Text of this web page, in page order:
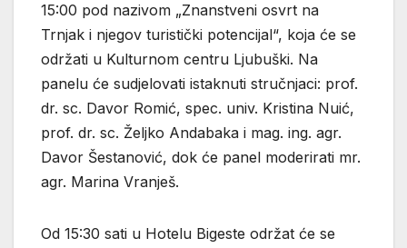
15:00 pod nazivom „Znanstveni osvrt na
Trnjak i njegov turistički potencijal“, koja će se
održati u Kulturnom centru Ljubuški. Na
panelu će sudjelovati istaknuti stručnjaci: prof.
dr. sc. Davor Romić, spec. univ. Kristina Nuić,
prof. dr. sc. Željko Andabaka i mag. ing. agr.
Davor Šestanović, dok će panel moderirati mr.
agr. Marina Vranješ.
Od 15:30 sati u Hotelu Bigeste održat će se